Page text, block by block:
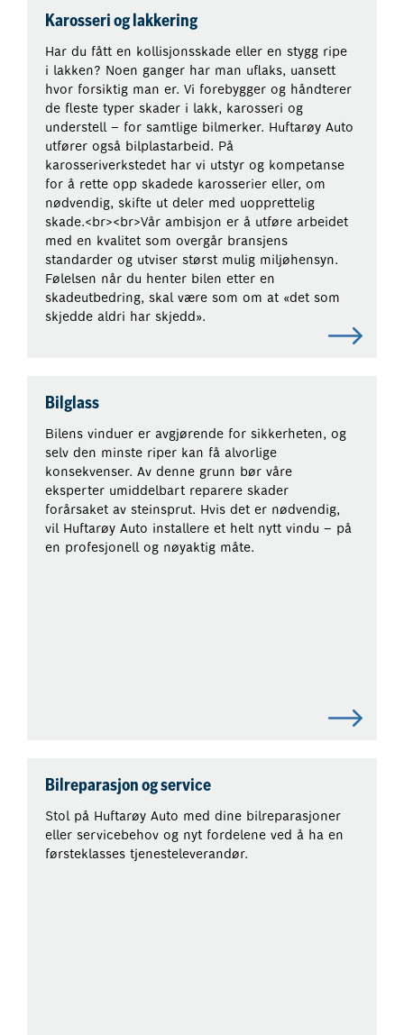
Karosseri og lakkering
Har du fått en kollisjonsskade eller en stygg ripe
i lakken? Noen ganger har man uflaks, uansett
hvor forsiktig man er. Vi forebygger og håndterer
de fleste typer skader i lakk, karosseri og
understell – for samtlige bilmerker. Huftarøy Auto
utfører også bilplastarbeid. På
karosseriverkstedet har vi utstyr og kompetanse
for å rette opp skadede karosserier eller, om
nødvendig, skifte ut deler med uopprettelig
skade.<br><br>Vår ambisjon er å utføre arbeidet
med en kvalitet som overgår bransjens
standarder og utviser størst mulig miljøhensyn.
Følelsen når du henter bilen etter en
skadeutbedring, skal være som om at «det som
skjedde aldri har skjedd».
Bilglass
Bilens vinduer er avgjørende for sikkerheten, og
selv den minste riper kan få alvorlige
konsekvenser. Av denne grunn bør våre
eksperter umiddelbart reparere skader
forårsaket av steinsprut. Hvis det er nødvendig,
vil Huftarøy Auto installere et helt nytt vindu – på
en profesjonell og nøyaktig måte.
Bilreparasjon og service
Stol på Huftarøy Auto med dine bilreparasjoner
eller servicebehov og nyt fordelene ved å ha en
førsteklasses tjenesteleverandør.